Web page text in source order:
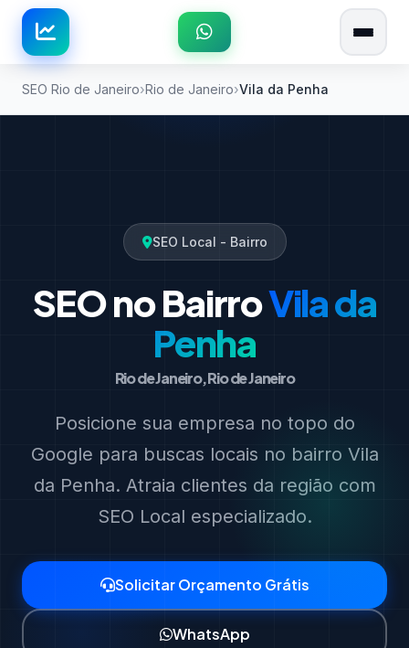
SEO Rio de Janeiro Rio de Janeiro Vila da Penha
SEO Local - Bairro
SEO no BairroVila da
Penha
Rio de Janeiro, Rio de Janeiro
Posicione sua empresa no topo do
Google para buscas locais no bairro Vila
da Penha. Atraia clientes da região com
SEO Local especializado.
Solicitar Orçamento Grátis
WhatsApp